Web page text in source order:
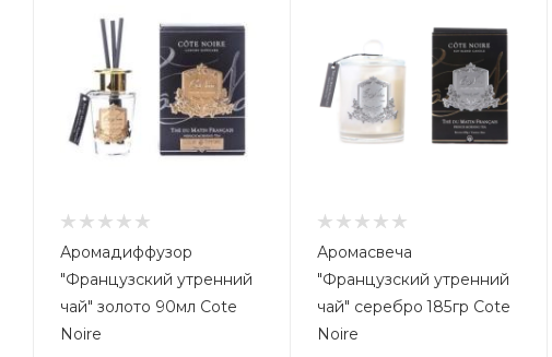
Аромадиффузор
"Французский утренний
чай" золото 90мл Cote
Noire
Аромасвеча
"Французский утренний
чай" серебро 185гр Cote
Noire